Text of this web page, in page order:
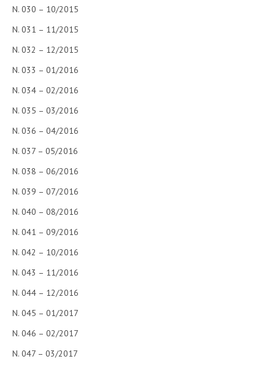
N. 030 – 10/2015
N. 031 – 11/2015
N. 032 – 12/2015
N. 033 – 01/2016
N. 034 – 02/2016
N. 035 – 03/2016
N. 036 – 04/2016
N. 037 – 05/2016
N. 038 – 06/2016
N. 039 – 07/2016
N. 040 – 08/2016
N. 041 – 09/2016
N. 042 – 10/2016
N. 043 – 11/2016
N. 044 – 12/2016
N. 045 – 01/2017
N. 046 – 02/2017
N. 047 – 03/2017